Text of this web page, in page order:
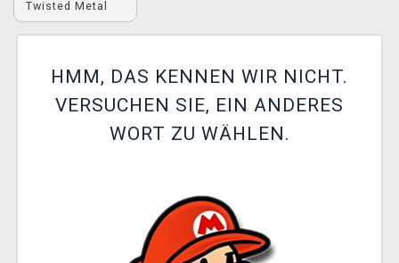
XZONE CLUB
Twisted Metal
HMM, DAS KENNEN WIR NICHT.
VERSUCHEN SIE, EIN ANDERES
WORT ZU WÄHLEN.